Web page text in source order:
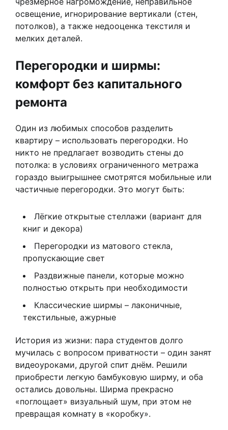
освещение, игнорирование вертикали (стен,
потолков), а также недооценка текстиля и
мелких деталей.
Перегородки и ширмы:
комфорт без капитального
ремонта
Один из любимых способов разделить
квартиру – использовать перегородки. Но
никто не предлагает возводить стены до
потолка: в условиях ограниченного метража
гораздо выигрышнее смотрятся мобильные или
частичные перегородки. Это могут быть:
Лёгкие открытые стеллажи (вариант для
книг и декора)
Перегородки из матового стекла,
пропускающие свет
Раздвижные панели, которые можно
полностью открыть при необходимости
Классические ширмы – лаконичные,
текстильные, ажурные
История из жизни: пара студентов долго
мучилась с вопросом приватности – один занят
видеоуроками, другой спит днём. Решили
приобрести легкую бамбуковую ширму, и оба
остались довольны. Ширма прекрасно
«поглощает» визуальный шум, при этом не
превращая комнату в «коробку».